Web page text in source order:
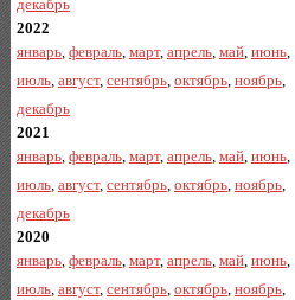
декабрь
2022
январь, февраль, март, апрель, май, июнь,
июль, август, сентябрь, октябрь, ноябрь,
декабрь
2021
январь, февраль, март, апрель, май, июнь,
июль, август, сентябрь, октябрь, ноябрь,
декабрь
2020
январь, февраль, март, апрель, май, июнь,
июль, август, сентябрь, октябрь, ноябрь,